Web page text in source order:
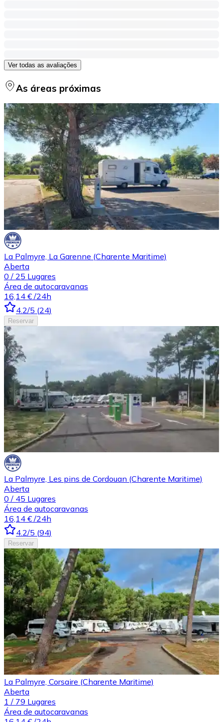
Ver todas as avaliações
As áreas próximas
La Palmyre, La Garenne (Charente Maritime)
Aberta
0 / 25 Lugares
Área de autocaravanas
16,14 € /24h
4.2/5 (24)
Reservar
La Palmyre, Les pins de Cordouan (Charente Maritime)
Aberta
0 / 45 Lugares
Área de autocaravanas
16,14 € /24h
4.2/5 (94)
Reservar
La Palmyre, Corsaire (Charente Maritime)
Aberta
1 / 79 Lugares
Área de autocaravanas